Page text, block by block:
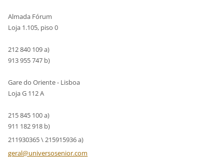
Almada Fórum
Loja 1.105, piso 0
212 840 109 a)
913 955 747 b)
Gare do Oriente - Lisboa
Loja G 112 A
215 845 100 a)
911 182 918 b)
211930365 \ 215915936 a)
geral@universosenior.com